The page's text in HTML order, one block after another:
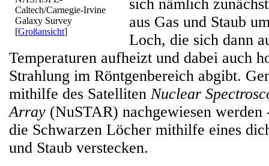
Caltech/Carnegie-Irvine
Galaxy Survey
[Großansicht]
sich nämlich
aus Gas und Staub
Loch, die sich dann
Temperaturen aufheizt und dabei auch
Strahlung im Röntgenbereich abgibt.
mithilfe des Satelliten Nuclear
Array (NuSTAR) nachgewiesen werden
die Schwarzen Löcher mithilfe eines
und Staub verstecken.